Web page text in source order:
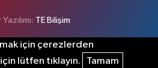
TE Bilişim
için çerezlerden
lütfen tıklayın.
Tamam